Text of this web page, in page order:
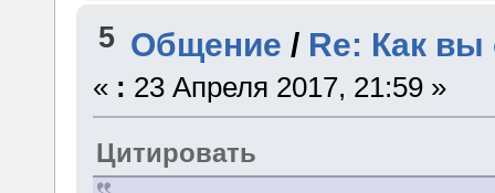
5 Общение / Re: Как вы
« : 23 Апреля 2017, 21:59 »
Цитировать